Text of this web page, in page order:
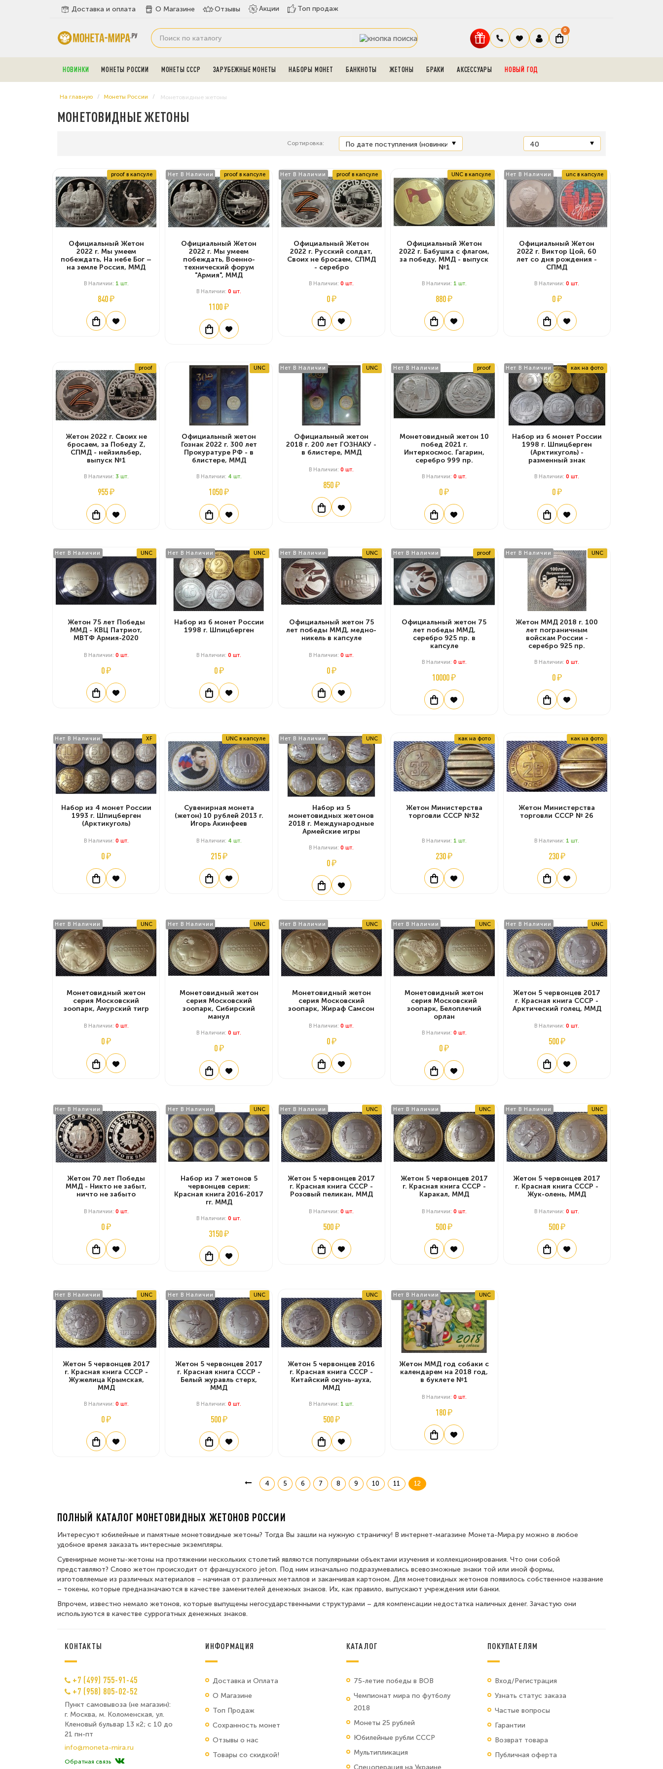
Доставка и оплата О Магазине Отзывы Акции Топ продаж
0
НОВИНКИ МОНЕТЫ РОССИИ МОНЕТЫ СССР ЗАРУБЕЖНЫЕ МОНЕТЫ НАБОРЫ МОНЕТ БАНКНОТЫ ЖЕТОНЫ БРАКИ АКСЕССУАРЫ НОВЫЙ ГОД
На главную Монеты России Монетовидные жетоны
МОНЕТОВИДНЫЕ ЖЕТОНЫ
Сортировка:
proof в капсуле
Официальный Жетон
2022 г. Мы умеем
побеждать, На небе Бог –
на земле Россия, ММД
В Наличии: 1 Шт.
840 ₽
Нет В Наличии proof в капсуле
Официальный Жетон
2022 г. Мы умеем
побеждать, Военно-
технический форум
"Армия", ММД
В Наличии: 0 Шт.
1100 ₽
Нет В Наличии proof в капсуле
Официальный Жетон
2022 г. Русский солдат,
Своих не бросаем, СПМД
- серебро
В Наличии:0 Шт.
0 ₽
UNC в капсуле
Официальный Жетон
2022 г. Бабушка с флагом,
за победу, ММД - выпуск
№1
В Наличии: 1 Шт.
880 ₽
Нет В Наличии unc в капсуле
Официальный Жетон
2022 г. Виктор Цой, 60
лет со дня рождения -
СПМД
В Наличии:0 Шт.
0 ₽
proof
Жетон 2022 г. Своих не
бросаем, за Победу Z,
СПМД - нейзильбер,
выпуск №1
В Наличии: 3 Шт.
955 ₽
UNC
Официальный жетон
Гознак 2022 г. 300 лет
Прокуратуре РФ - в
блистере, ММД
В Наличии: 4 Шт.
1050 ₽
Нет В Наличии UNC
Официальный жетон
2018 г. 200 лет ГОЗНАКУ -
в блистере, ММД
В Наличии:0 Шт.
850 ₽
Нет В Наличии proof
Монетовидный жетон 10
побед 2021 г.
Интеркосмос. Гагарин,
серебро 999 пр.
В Наличии: 0 Шт.
0 ₽
Нет В Наличии как на фото
Набор из 6 монет России
1998 г. Шпицберген
(Арктикуголь) -
разменный знак
В Наличии:0 Шт.
0 ₽
Нет В Наличии UNC
Жетон 75 лет Победы
ММД - КВЦ Патриот,
МВТФ Армия-2020
В Наличии: 0 Шт.
0 ₽
Нет В Наличии UNC
Набор из 6 монет России
1998 г. Шпицберген
В Наличии: 0 Шт.
0 ₽
Нет В Наличии UNC
Официальный жетон 75
лет победы ММД, медно-
никель в капсуле
В Наличии:0 Шт.
0 ₽
Нет В Наличии proof
Официальный жетон 75
лет победы ММД,
серебро 925 пр. в
капсуле
В Наличии: 0 Шт.
10000 ₽
Нет В Наличии UNC
Жетон ММД 2018 г. 100
лет пограничным
войскам России -
серебро 925 пр.
В Наличии:0 Шт.
0 ₽
Нет В Наличии XF
Набор из 4 монет России
1993 г. Шпицберген
(Арктикуголь)
В Наличии: 0 Шт.
0 ₽
UNC в капсуле
Сувенирная монета
(жетон) 10 рублей 2013 г.
Игорь Акинфеев
В Наличии: 4 Шт.
215 ₽
Нет В Наличии UNC
Набор из 5
монетовидных жетонов
2018 г. Международные
Армейские игры
В Наличии:0 Шт.
0 ₽
как на фото
Жетон Министерства
торговли СССР №32
В Наличии: 1 Шт.
230 ₽
как на фото
Жетон Министерства
торговли СССР № 26
В Наличии: 1 Шт.
230 ₽
Нет В Наличии UNC
Монетовидный жетон
серия Московский
зоопарк, Амурский тигр
В Наличии: 0 Шт.
0 ₽
Нет В Наличии UNC
Монетовидный жетон
серия Московский
зоопарк, Сибирский
манул
В Наличии: 0 Шт.
0 ₽
Нет В Наличии UNC
Монетовидный жетон
серия Московский
зоопарк, Жираф Самсон
В Наличии:0 Шт.
0 ₽
Нет В Наличии UNC
Монетовидный жетон
серия Московский
зоопарк, Белоплечий
орлан
В Наличии: 0 Шт.
0 ₽
Нет В Наличии UNC
Жетон 5 червонцев 2017
г. Красная книга СССР -
Арктический голец, ММД
В Наличии:0 Шт.
500 ₽
Нет В Наличии
Жетон 70 лет Победы
ММД - Никто не забыт,
ничто не забыто
В Наличии: 0 Шт.
0 ₽
Нет В Наличии UNC
Набор из 7 жетонов 5
червонцев серия:
Красная книга 2016-2017
гг. ММД
В Наличии: 0 Шт.
3150 ₽
Нет В Наличии UNC
Жетон 5 червонцев 2017
г. Красная книга СССР -
Розовый пеликан, ММД
В Наличии:0 Шт.
500 ₽
Нет В Наличии UNC
Жетон 5 червонцев 2017
г. Красная книга СССР -
Каракал, ММД
В Наличии: 0 Шт.
500 ₽
Нет В Наличии UNC
Жетон 5 червонцев 2017
г. Красная книга СССР -
Жук-олень, ММД
В Наличии:0 Шт.
500 ₽
Нет В Наличии UNC
Жетон 5 червонцев 2017
г. Красная книга СССР -
Жужелица Крымская,
ММД
В Наличии: 0 Шт.
0 ₽
Нет В Наличии UNC
Жетон 5 червонцев 2017
г. Красная книга СССР -
Белый журавль стерх,
ММД
В Наличии: 0 Шт.
500 ₽
UNC
Жетон 5 червонцев 2016
г. Красная книга СССР -
Китайский окунь-ауха,
ММД
В Наличии: 1 Шт.
500 ₽
Нет В Наличии UNC
Жетон ММД год собаки с
календарем на 2018 год,
в буклете №1
В Наличии: 0 Шт.
180 ₽
4 5 6 7 8 9 10 11 12
ПОЛНЫЙ КАТАЛОГ МОНЕТОВИДНЫХ ЖЕТОНОВ РОССИИ
Интересуют юбилейные и памятные монетовидные жетоны? Тогда Вы зашли на нужную страничку! В интернет-магазине Монета-Мира.ру можно в любое
удобное время заказать интересные экземпляры.
Сувенирные монеты-жетоны на протяжении нескольких столетий являются популярными объектами изучения и коллекционирования. Что они собой
представляют? Слово жетон происходит от французского jeton. Под ним изначально подразумевались всевозможные знаки той или иной формы,
изготовляемые из различных материалов – начиная от различных металлов и заканчивая картоном. Для монетовидных жетонов появилось собственное название
– токены, которые предназначаются в качестве заменителей денежных знаков. Их, как правило, выпускают учреждения или банки.
Впрочем, известно немало жетонов, которые выпущены негосударственными структурами – для компенсации недостатка наличных денег. Зачастую они
используются в качестве суррогатных денежных знаков.
КОНТАКТЫ
+7 (499) 755-91-45
+7 (958) 805-02-52
Пункт самовывоза (не магазин):
г. Москва, м. Коломенская, ул.
Кленовый бульвар 13 к2; с 10 до
21 пн-пт
info@moneta-mira.ru
Обратная связь
ИНФОРМАЦИЯ
Доставка и Оплата
О Магазине
Топ Продаж
Сохранность монет
Отзывы о нас
Товары со скидкой!
КАТАЛОГ
75-летие победы в ВОВ
Чемпионат мира по футболу
2018
Монеты 25 рублей
Юбилейные рубли СССР
Мультипликация
Спецоперация на Украине
ПОКУПАТЕЛЯМ
Вход/Регистрация
Узнать статус заказа
Частые вопросы
Гарантии
Возврат товара
Публичная оферта